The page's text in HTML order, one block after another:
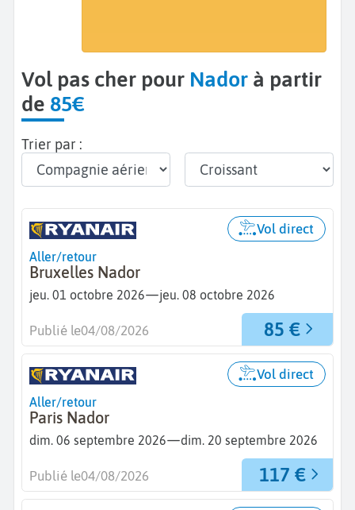
Vol pas cher pour Nador à partir
de 85€
Trier par :
Aller/retour
Bruxelles Nador
jeu. 01 octobre 2026—jeu. 08 octobre 2026
Vol direct
85 €
Publié le04/08/2026
Aller/retour
Paris Nador
dim. 06 septembre 2026—dim. 20 septembre 2026
Vol direct
117 €
Publié le04/08/2026